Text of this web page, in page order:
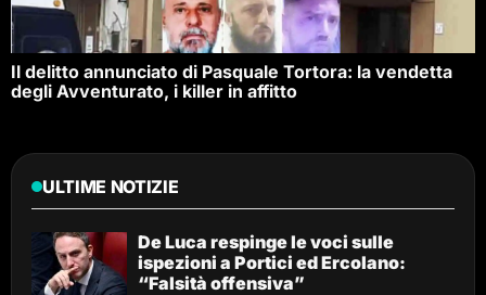
Il delitto annunciato di Pasquale Tortora: la vendetta
degli Avventurato, i killer in affitto
ULTIME NOTIZIE
De Luca respinge le voci sulle
ispezioni a Portici ed Ercolano:
“Falsità offensiva”